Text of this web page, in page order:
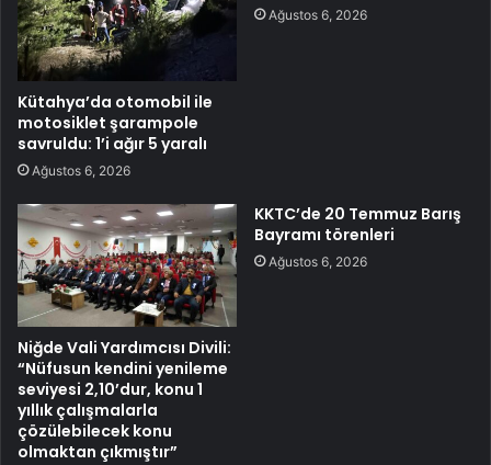
Kütahya’da otomobil ile
motosiklet şarampole
savruldu: 1’i ağır 5 yaralı
Ağustos 6, 2026
Ağustos 6, 2026
Niğde Vali Yardımcısı Divili:
“Nüfusun kendini yenileme
seviyesi 2,10’dur, konu 1
yıllık çalışmalarla
çözülebilecek konu
olmaktan çıkmıştır”
KKTC’de 20 Temmuz Barış
Bayramı törenleri
Ağustos 6, 2026